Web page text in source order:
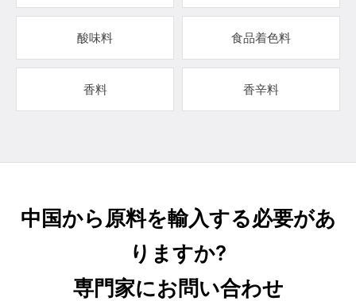
酸味料 食品着色料
香料 香辛料
中国から原料を輸入する必要があ
りますか?
専門家にお問い合わせ